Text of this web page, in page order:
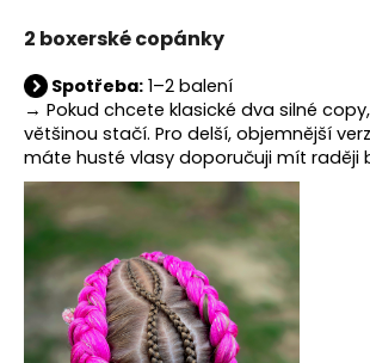
2 boxerské copánky
Spotřeba: 1–2 balení
→ Pokud chcete klasické dva silné
většinou stačí. Pro delší, objemnější
máte husté vlasy doporučuji mít raději
n
a
j
í
t
?
HLEDAT